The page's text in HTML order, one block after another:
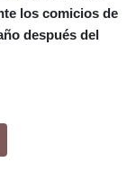
los comicios de
después del